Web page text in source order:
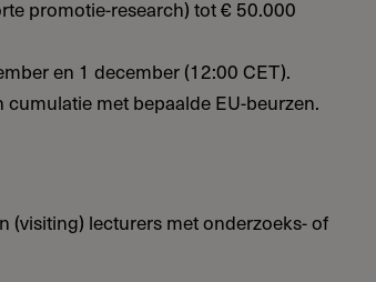
promotie-research) tot € 50.000
en 1 december (12:00 CET).
met bepaalde EU-beurzen.
(visiting) lecturers met onderzoeks- of